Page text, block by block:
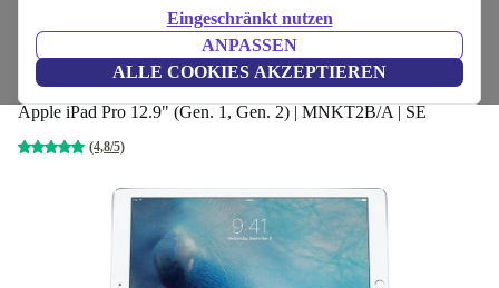
Eingeschränkt nutzen
ANPASSEN
ALLE COOKIES AKZEPTIEREN
Zubehör Apple Zubehör
Apple Smart Keyboard Folio
Apple iPad Pro 12.9" (Gen. 1, Gen. 2) | MNKT2B/A | SE
(4,8/5)